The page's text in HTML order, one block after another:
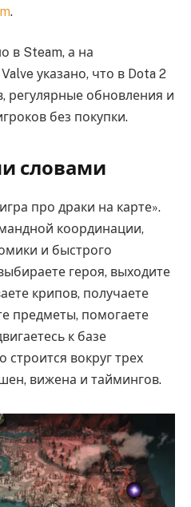
.
в Steam, а на
указано, что в Dota 2
регулярные обновления и
без покупки.
словами
про драки на карте».
координации,
и быстрого
героя, выходите
крипов, получаете
предметы, помогаете
к базе
вокруг трех
вижена и таймингов.